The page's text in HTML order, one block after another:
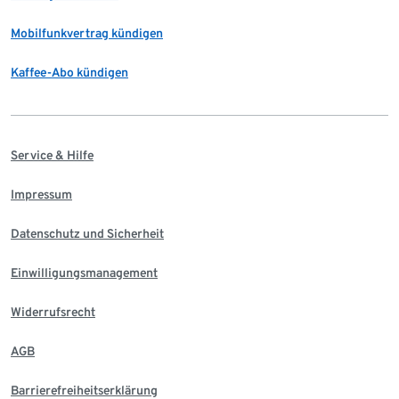
Mobilfunkvertrag kündigen
Kaffee-Abo kündigen
Service & Hilfe
Impressum
Datenschutz und Sicherheit
Einwilligungsmanagement
Widerrufsrecht
AGB
Barrierefreiheitserklärung